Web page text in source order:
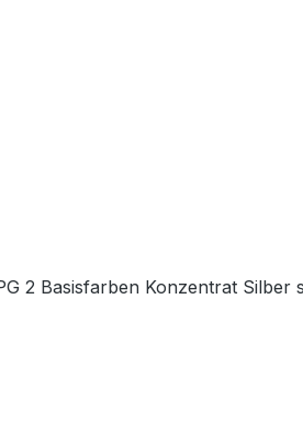
2 Basisfarben Konzentrat Silber